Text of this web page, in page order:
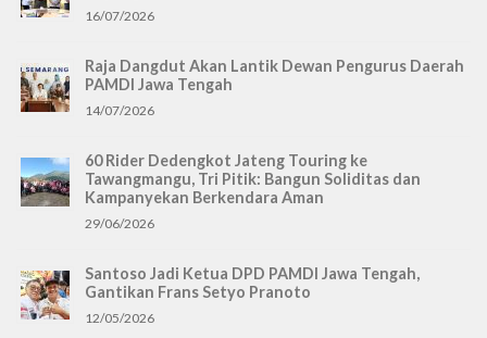
16/07/2026
Raja Dangdut Akan Lantik Dewan Pengurus Daerah
PAMDI Jawa Tengah
14/07/2026
60 Rider Dedengkot Jateng Touring ke
Tawangmangu, Tri Pitik: Bangun Soliditas dan
Kampanyekan Berkendara Aman
29/06/2026
Santoso Jadi Ketua DPD PAMDI Jawa Tengah,
Gantikan Frans Setyo Pranoto
12/05/2026